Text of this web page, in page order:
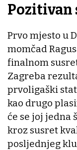
Prvo mjesto u
momčad
finalnom
Zagreba
prvoligaški
kao drugo
će se joj jedna
kroz susret
posljednjeg